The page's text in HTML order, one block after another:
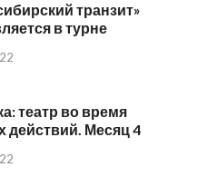
транзит»
в турне
театр во время
действий. Месяц 4